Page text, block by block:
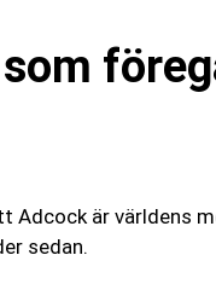
Adcock är världens
sedan.